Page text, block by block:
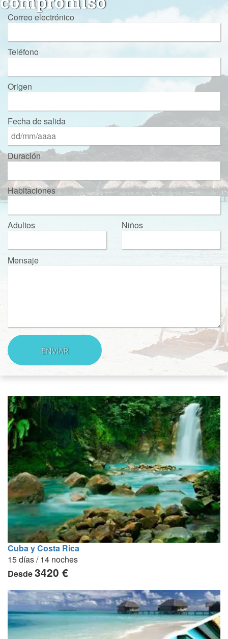
Correo electrónico
Teléfono
Origen
Fecha de salida
Duración
Habitaciones
Adultos Niños
Mensaje
Cuba y Costa Rica
15 días / 14 noches
Desde3420 €